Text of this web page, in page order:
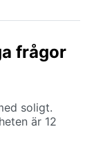
frågor
soligt.
är 12